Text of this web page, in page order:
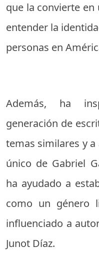
que la convierte
entender la
personas en
Además, ha
generación de
temas similares y
único de Gabriel
ha ayudado a
como un género
influenciado a
Junot Díaz.